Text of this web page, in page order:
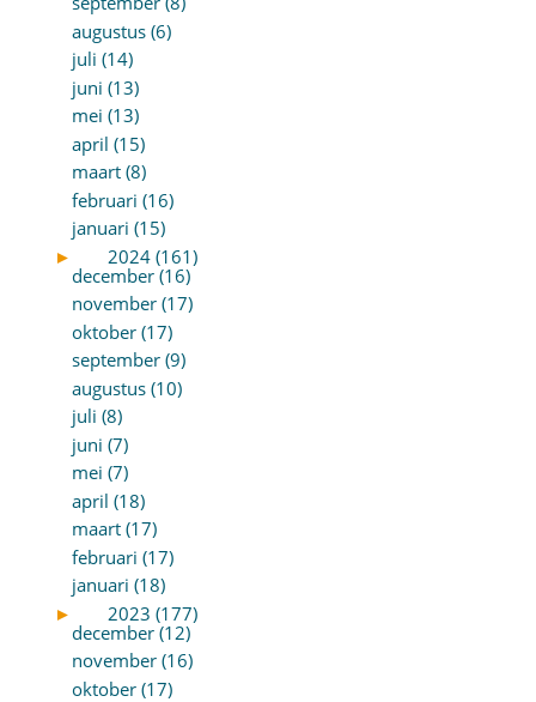
augustus (6)
juli (14)
juni (13)
mei (13)
april (15)
maart (8)
februari (16)
januari (15)
►
2024 (161)
december (16)
november (17)
oktober (17)
september (9)
augustus (10)
juli (8)
juni (7)
mei (7)
april (18)
maart (17)
februari (17)
januari (18)
►
2023 (177)
december (12)
november (16)
oktober (17)